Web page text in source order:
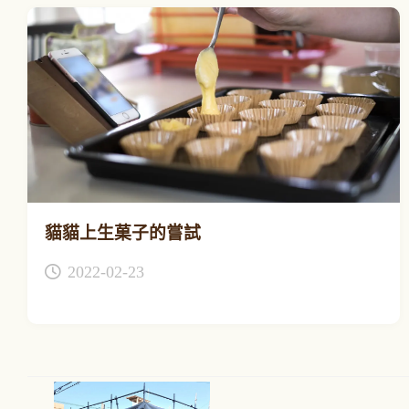
貓貓上生菓子的嘗試
2022-02-23